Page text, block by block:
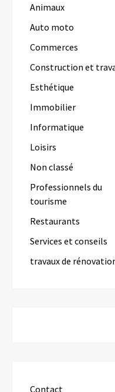
Animaux
Auto moto
Commerces
Construction et
Esthétique
Immobilier
Informatique
Loisirs
Non classé
Professionnels du
tourisme
Restaurants
Services et conseils
travaux de
Contact